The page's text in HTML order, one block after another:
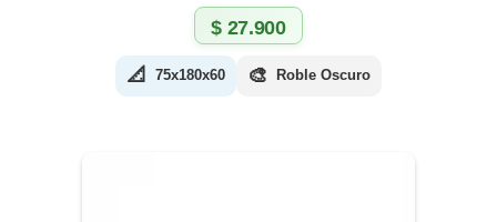
$27.900
📐 75x180x60 🎨 Roble Oscuro